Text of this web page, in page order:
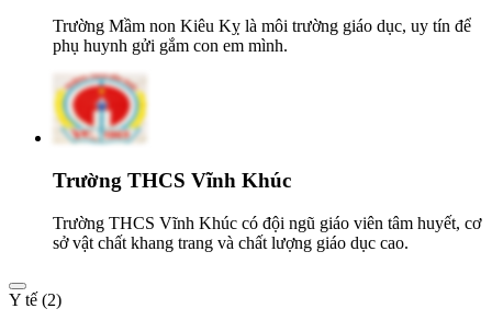
Trường Mầm non Kiêu Kỵ là môi trường giáo dục, uy tín để
phụ huynh gửi gắm con em mình.
Trường THCS Vĩnh Khúc
Trường THCS Vĩnh Khúc có đội ngũ giáo viên tâm huyết, cơ
sở vật chất khang trang và chất lượng giáo dục cao.
Y tế (2)